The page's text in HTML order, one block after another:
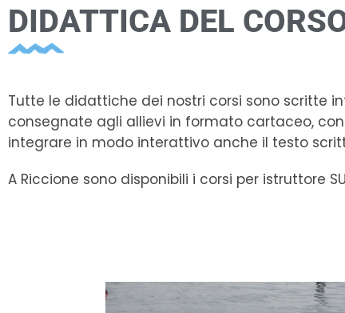
DIDATTICA DEL
Tutte le didattiche dei nostri corsi sono scritte
consegnate agli allievi in formato cartaceo,
integrare in modo interattivo anche il testo
A Riccione sono disponibili i corsi per istruttore